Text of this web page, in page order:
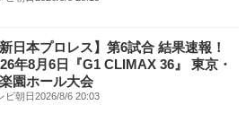
新日本プロレス】第6試合 結果速報！
年8月6日『G1 CLIMAX 36』 東京・
園ホール大会
ビ朝日2026/8/6 20:03